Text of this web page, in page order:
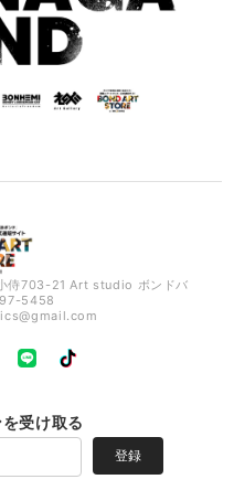
侍703-21 Art studio ボンドバ
5458
受け取る
登録